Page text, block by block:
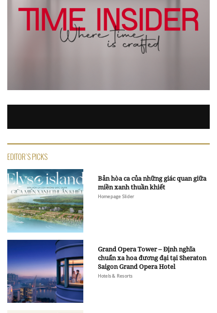
EDITOR'S PICKS
Bản hòa ca của những giác quan giữa
miền xanh thuần khiết
Homepage Slider
Grand Opera Tower – Định nghĩa
chuẩn xa hoa đương đại tại Sheraton
Saigon Grand Opera Hotel
Hotels & Resorts